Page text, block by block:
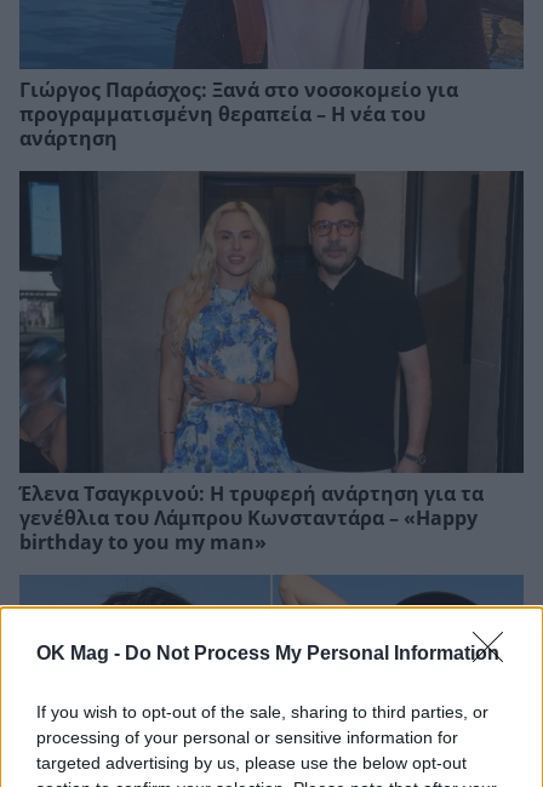
OK Mag - Do Not Process My Personal Information
If you wish to opt-out of the sale, sharing to third parties, or
processing of your personal or sensitive information for
targeted advertising by us, please use the below opt-out
Γιώργος Παράσχος: Ξανά στο νοσοκομείο για
προγραμματισμένη θεραπεία – Η νέα του
ανάρτηση
Έλενα Τσαγκρινού: Η τρυφερή ανάρτηση για τα
γενέθλια του Λάμπρου Κωνσταντάρα – «Happy
birthday to you my man»